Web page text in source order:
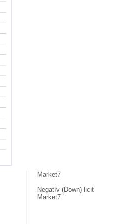
Market7
Negatív (Down) licit
Market7